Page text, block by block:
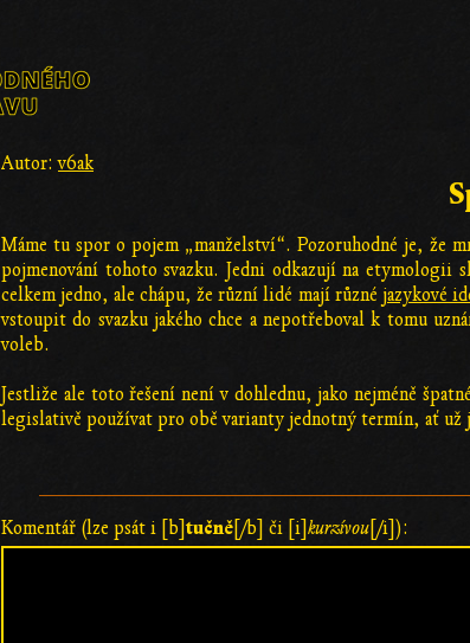
Autor:v6ak
Máme tu spor o pojem „manželství“. Pozoruhodné je, že
pojmenování tohoto svazku. Jedni odkazují na etymologii
celkem jedno, ale chápu, že různí lidé mají různé jazykové
vstoupit do svazku jakého chce a nepotřeboval k tomu
voleb.
Jestliže ale toto řešení není v dohlednu, jako nejméně
legislativě používat pro obě varianty jednotný termín, ať
Komentář (lze psát i [b] tučně [/b] či [i] kurzívou [/i]):